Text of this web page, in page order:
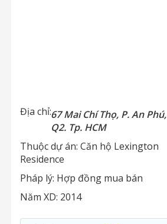
Địa chỉ:67 Mai Chí Thọ, P. An Phú,
Q2. Tp. HCM
Thuộc dự án: Căn hộ Lexington
Residence
Pháp lý: Hợp đồng mua bán
Năm XD: 2014